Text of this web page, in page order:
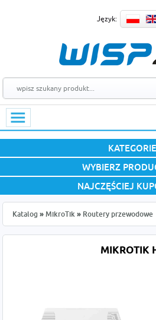
Język:
KATEGORIE
WYBIERZ
NAJCZĘŚCIEJ
Katalog » MikroTik » Routery przewodowe
MIKROTIK